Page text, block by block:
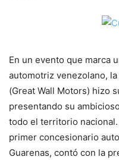
En un evento que marca
automotriz venezolano,
(Great Wall Motors) hizo
presentando su
todo el territorio
primer concesionario
Guarenas, contó con la